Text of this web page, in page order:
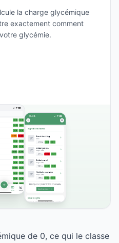
la charge glycémique
exactement comment
glycémie.
de 0, ce qui le classe